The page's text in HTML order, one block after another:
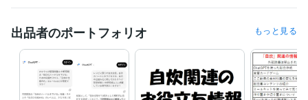
見積もりを出すためには最初にいただいたメッセージに加え、いくつか
質問をさせていただき詳細を確認してからの対応となることがありま
す。
そのため余裕を持った時間の確保を目的とし1週間～10日の提案期限を
設けていただければと思います。
出品者のポートフォリオ もっと見る